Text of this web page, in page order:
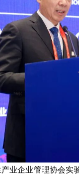
业企业管理协会实